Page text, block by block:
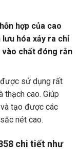
hợp của cao
hóa xảy ra chỉ
vào chất đóng rắn
sử dụng rất
thạch cao. Giúp
tạo được các
nét cao.
chi tiết như